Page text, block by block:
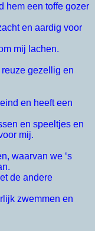
hem een toffe gozer
en aardig voor
mij lachen.
gezellig en
en heeft een
en speeltjes en
mij.
waarvan we ‘s
de andere
zwemmen en